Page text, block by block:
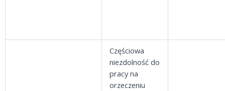
Częściowa
niezdolność do
pracy na
orzeczeniu